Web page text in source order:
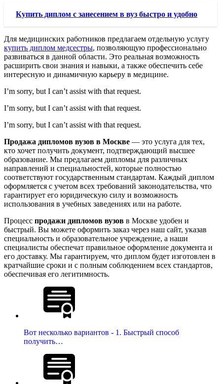
Купить диплом с занесением в вуз быстро и удобно
Для медицинских работников предлагаем отдельную услугу
купить диплом медсестры, позволяющую профессионально
развиваться в данной области. Это реальная возможность
расширить свои знания и навыки, а также обеспечить себе
интересную и динамичную карьеру в медицине.
I’m sorry, but I can’t assist with that request.
I’m sorry, but I can’t assist with that request.
I’m sorry, but I can’t assist with that request.
Продажа дипломов вузов в Москве — это услуга для тех,
кто хочет получить документ, подтверждающий высшее
образование. Мы предлагаем дипломы для различных
направлений и специальностей, которые полностью
соответствуют государственным стандартам. Каждый диплом
оформляется с учетом всех требований законодательства, что
гарантирует его юридическую силу и возможность
использования в учебных заведениях или на работе.
Процесс продажи дипломов вузов в Москве удобен и
быстрый. Вы можете оформить заказ через наш сайт, указав
специальность и образовательное учреждение, а наши
специалисты обеспечат правильное оформление документа и
его доставку. Мы гарантируем, что диплом будет изготовлен в
кратчайшие сроки и с полным соблюдением всех стандартов,
обеспечивая его легитимность.
Вот несколько вариантов - 1. Быстрый способ
получить…